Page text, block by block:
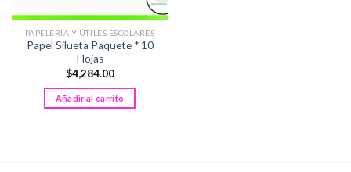
PAPELERÍA Y ÚTILES ESCOLARES
Papel Silueta Paquete * 10
Hojas
$4,284.00
Añadir al carrito